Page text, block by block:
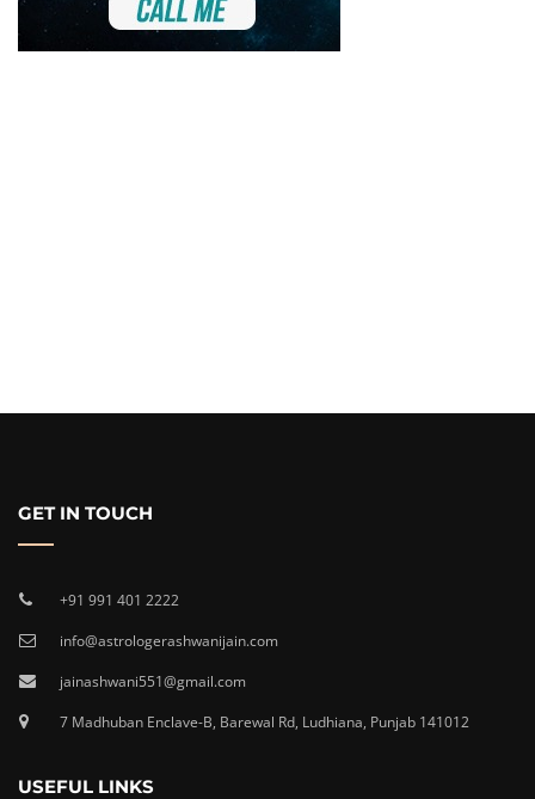
GET IN TOUCH
+91 991 401 2222
info@astrologerashwanijain.com
jainashwani551@gmail.com
7 Madhuban Enclave-B, Barewal Rd, Ludhiana, Punjab 141012
USEFUL LINKS